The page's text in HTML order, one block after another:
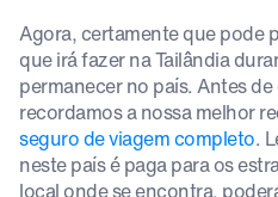
Agora, certamente que pode
que irá fazer na Tailândia
permanecer no país. Antes
recordamos a nossa melhor
seguro de viagem completo.
neste país é paga para os
local onde se encontra,